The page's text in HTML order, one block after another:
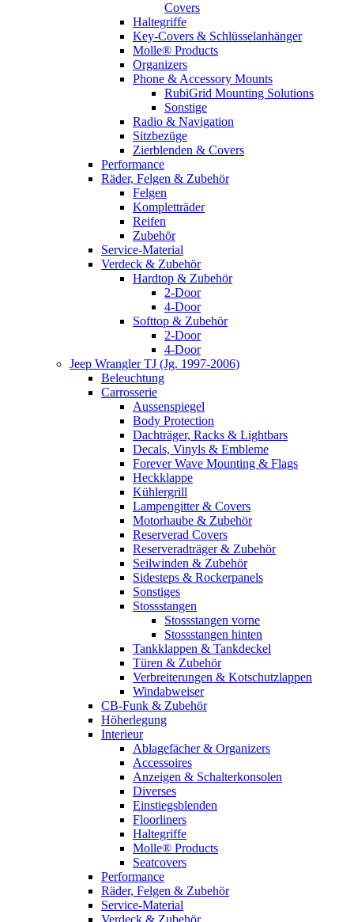
Covers
Haltegriffe
Key-Covers & Schlüsselanhänger
Molle® Products
Organizers
Phone & Accessory Mounts
RubiGrid Mounting Solutions
Sonstige
Radio & Navigation
Sitzbezüge
Zierblenden & Covers
Performance
Räder, Felgen & Zubehör
Felgen
Kompletträder
Reifen
Zubehör
Service-Material
Verdeck & Zubehör
Hardtop & Zubehör
2-Door
4-Door
Softtop & Zubehör
2-Door
4-Door
Jeep Wrangler TJ (Jg. 1997-2006)
Beleuchtung
Carrosserie
Aussenspiegel
Body Protection
Dachträger, Racks & Lightbars
Decals, Vinyls & Embleme
Forever Wave Mounting & Flags
Heckklappe
Kühlergrill
Lampengitter & Covers
Motorhaube & Zubehör
Reserverad Covers
Reserveradträger & Zubehör
Seilwinden & Zubehör
Sidesteps & Rockerpanels
Sonstiges
Stossstangen
Stossstangen vorne
Stossstangen hinten
Tankklappen & Tankdeckel
Türen & Zubehör
Verbreiterungen & Kotschutzlappen
Windabweiser
CB-Funk & Zubehör
Höherlegung
Interieur
Ablagefächer & Organizers
Accessoires
Anzeigen & Schalterkonsolen
Diverses
Einstiegsblenden
Floorliners
Haltegriffe
Molle® Products
Seatcovers
Performance
Räder, Felgen & Zubehör
Service-Material
Verdeck & Zubehör